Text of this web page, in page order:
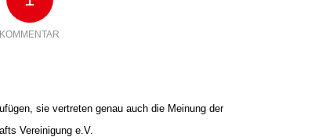
KOMMENTAR
sie vertreten genau auch die Meinung der
Vereinigung e.V.